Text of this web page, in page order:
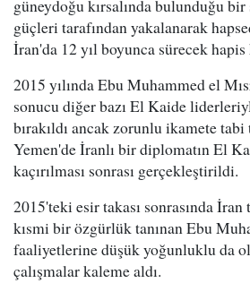
güneydoğu kırsalında bulunduğu
güçleri tarafından yakalanarak
İran'da 12 yıl boyunca sürecek hapis
2015 yılında Ebu Muhammed el
sonucu diğer bazı El Kaide
bırakıldı ancak zorunlu ikamete
Yemen'de İranlı bir diplomatın El
kaçırılması sonrası gerçekleştirildi.
2015'teki esir takası sonrasında
kısmi bir özgürlük tanınan Ebu
faaliyetlerine düşük yoğunluklu da
çalışmalar kaleme aldı.